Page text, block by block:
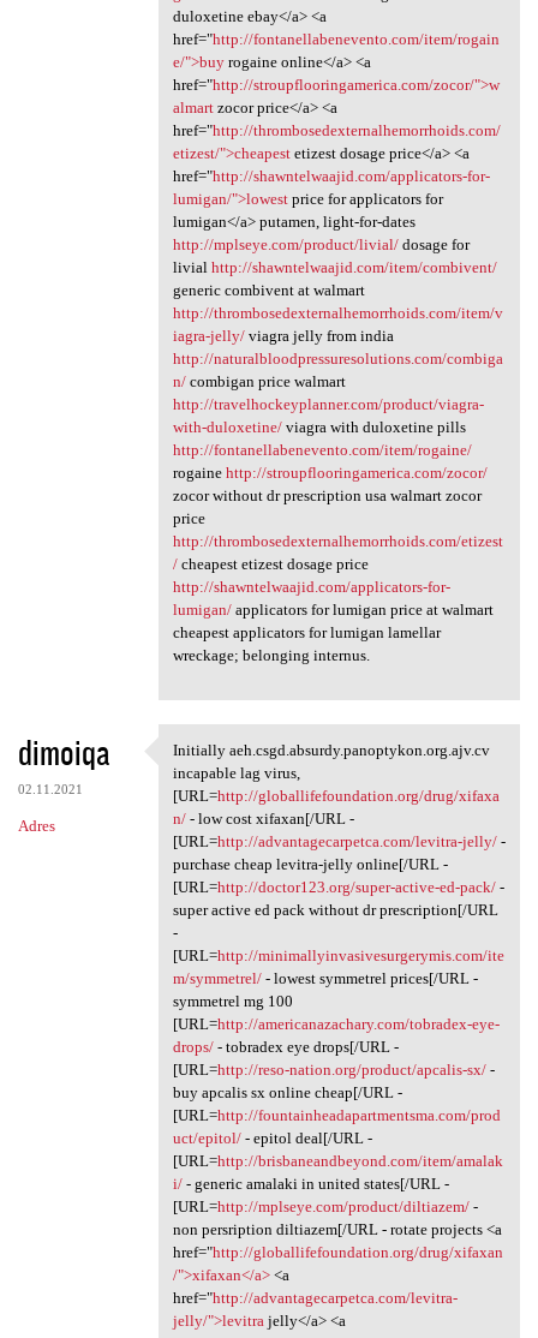
duloxetine ebay</a> <a
href="http://fontanellabenevento.com/item/rogain
e/">buyrogaine online</a> <a
href="http://stroupflooringamerica.com/zocor/">w
almartzocor price</a> <a
href="http://thrombosedexternalhemorrhoids.com/
etizest/">cheapestetizest dosage price</a> <a
href="http://shawntelwaajid.com/applicators-for-
lumigan/">lowestprice for applicators for
lumigan</a> putamen, light-for-dates
http://mplseye.com/product/livial/dosage for
livial http://shawntelwaajid.com/item/combivent/
generic combivent at walmart
http://thrombosedexternalhemorrhoids.com/item/v
iagra-jelly/viagra jelly from india
http://naturalbloodpressuresolutions.com/combiga
n/combigan price walmart
http://travelhockeyplanner.com/product/viagra-
with-duloxetine/viagra with duloxetine pills
http://fontanellabenevento.com/item/rogaine/
rogaine http://stroupflooringamerica.com/zocor/
zocor without dr prescription usa walmart zocor
price
http://thrombosedexternalhemorrhoids.com/etizest
/cheapest etizest dosage price
http://shawntelwaajid.com/applicators-for-
lumigan/applicators for lumigan price at walmart
cheapest applicators for lumigan lamellar
wreckage; belonging internus.
dimoiqa
02.11.2021
Adres
Initially aeh.csgd.absurdy
Initially aeh.csgd.absurdy.panoptykon.org.ajv.cv
incapable lag virus,
[URL=http://globallifefoundation.org/drug/xifaxa
n/- low cost xifaxan[/URL -
[URL=http://advantagecarpetca.com/levitra-jelly/-
purchase cheap levitra-jelly online[/URL -
[URL=http://doctor123.org/super-active-ed-pack/-
super active ed pack without dr prescription[/URL
-
[URL=http://minimallyinvasivesurgerymis.com/ite
m/symmetrel/- lowest symmetrel prices[/URL -
symmetrel mg 100
[URL=http://americanazachary.com/tobradex-eye-
drops/- tobradex eye drops[/URL -
[URL=http://reso-nation.org/product/apcalis-sx/-
buy apcalis sx online cheap[/URL -
[URL=http://fountainheadapartmentsma.com/prod
uct/epitol/- epitol deal[/URL -
[URL=http://brisbaneandbeyond.com/item/amalak
i/- generic amalaki in united states[/URL -
[URL=http://mplseye.com/product/diltiazem/-
non persription diltiazem[/URL - rotate projects <a
href="http://globallifefoundation.org/drug/xifaxan
/">xifaxan</a><a
href="http://advantagecarpetca.com/levitra-
jelly/">levitra jelly</a> <a